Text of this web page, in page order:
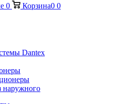
0 Корзина0 0
Dantex
наружного